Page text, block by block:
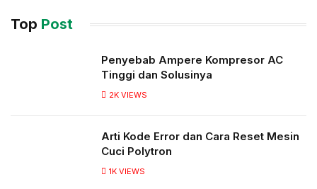
Top Post
Penyebab Ampere Kompresor AC
Tinggi dan Solusinya
2K VIEWS
Arti Kode Error dan Cara Reset Mesin
Cuci Polytron
1K VIEWS